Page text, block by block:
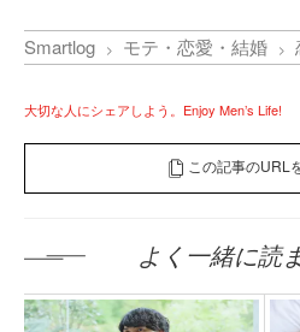
Smartlog モテ・恋愛・結婚
大切な人にシェアしよう。Enjoy Men’s Life!
この記事のURL
よく一緒に読